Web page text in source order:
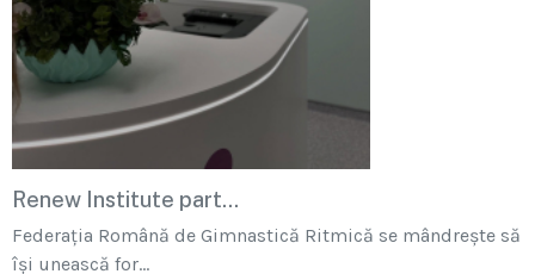
Renew Institute part...
Federația Română de Gimnastică Ritmică se mândrește să
își unească for...